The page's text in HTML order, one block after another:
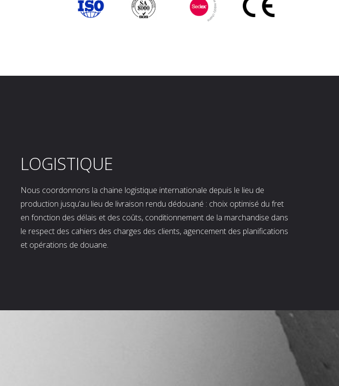
LOGISTIQUE
Nous coordonnons la chaine logistique internationale depuis le lieu de
production jusqu’au lieu de livraison rendu dédouané : choix optimisé du fret
en fonction des délais et des coûts, conditionnement de la marchandise dans
le respect des cahiers des charges des clients, agencement des planifications
et opérations de douane.